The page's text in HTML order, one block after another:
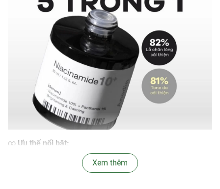
∞ Ưu thế nổi bật:
Niacinamide 10% – Vitamin B3với nồng độ
phần chủ chốt trong Serum Anodin. Niacinamide đã chứng
Xem thêm